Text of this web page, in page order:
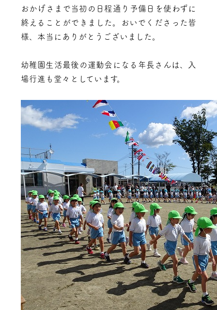
おかげさまで当初の日程通り予備日を使わずに
終えることができました。おいでくださった皆
様、本当にありがとうございました。
幼稚園生活最後の運動会になる年長さんは、入
場行進も堂々としています。